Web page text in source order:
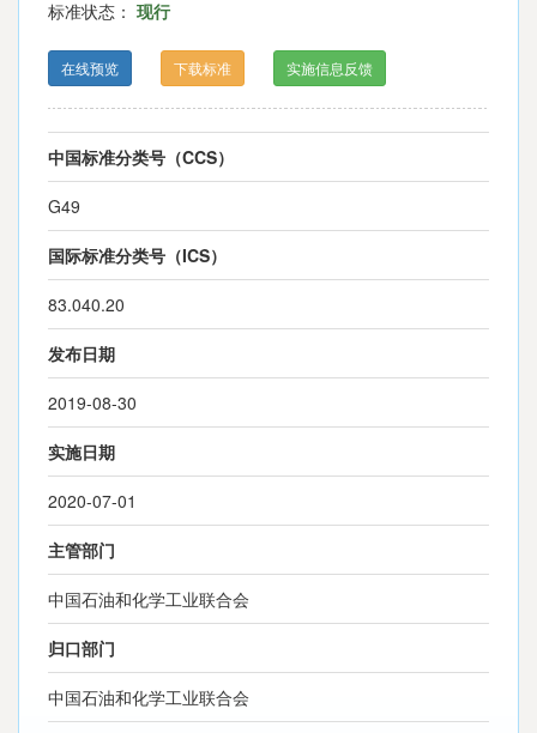
标准状态： 现行
在线预览 下载标准 实施信息反馈
中国标准分类号（CCS）
G49
国际标准分类号（ICS）
83.040.20
发布日期
2019-08-30
实施日期
2020-07-01
主管部门
中国石油和化学工业联合会
归口部门
中国石油和化学工业联合会